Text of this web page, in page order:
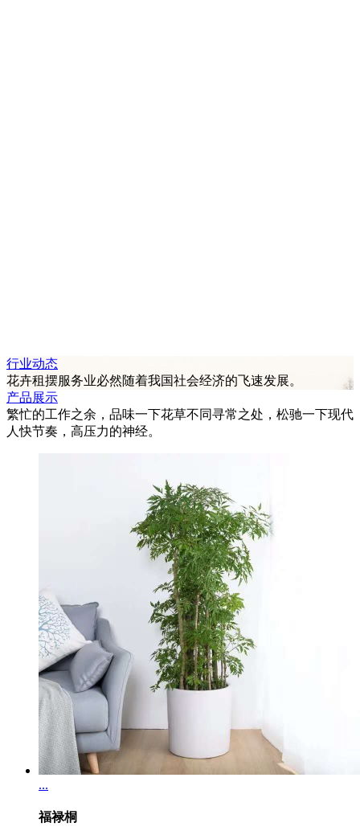
行业动态
花卉租摆服务业必然随着我国社会经济的飞速发展。
产品展示
繁忙的工作之余，品味一下花草不同寻常之处，松驰一下现代
人快节奏，高压力的神经。
...
福禄桐